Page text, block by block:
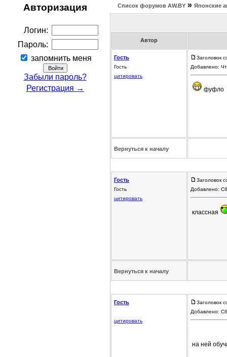
Авторизация
Логин:
Пароль:
запомнить меня
Забыли пароль?
Регистрация →
Список форумов АW.BY » Японские
Автор
Гость
Гость
цитировать
Заголовок
Добавлено:
фуфло
Вернуться к началу
Гость
Гость
цитировать
Заголовок
Добавлено:
классная
Вернуться к началу
Гость
цитировать
Заголовок
Добавлено:
на ней